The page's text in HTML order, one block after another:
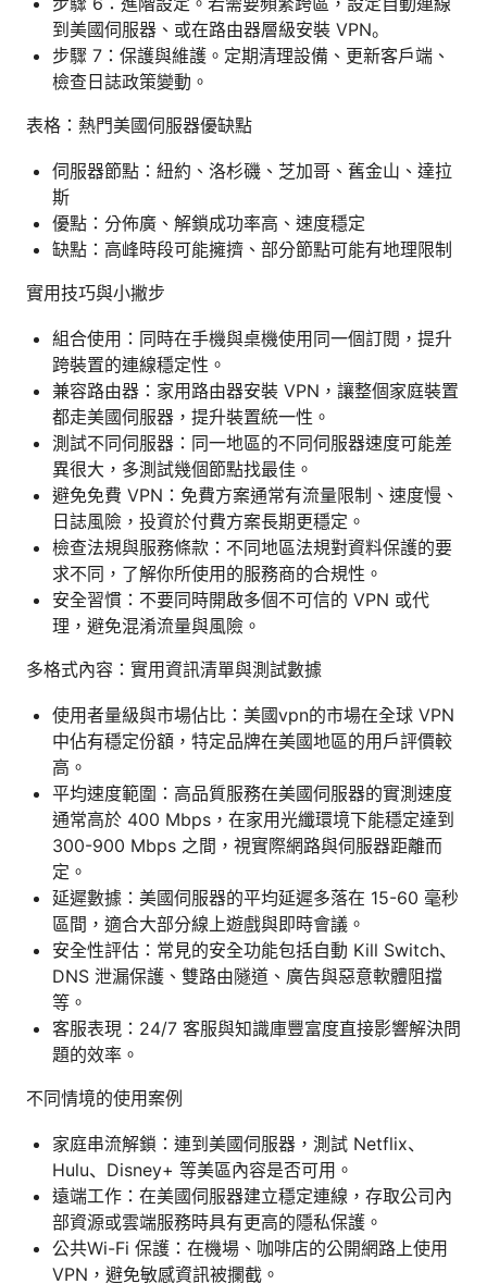
到美國伺服器、或在路由器層級安裝 VPN。
步驟 7：保護與維護。定期清理設備、更新客戶端、
檢查日誌政策變動。
表格：熱門美國伺服器優缺點
伺服器節點：紐約、洛杉磯、芝加哥、舊金山、達拉
斯
優點：分佈廣、解鎖成功率高、速度穩定
缺點：高峰時段可能擁擠、部分節點可能有地理限制
實用技巧與小撇步
組合使用：同時在手機與桌機使用同一個訂閱，提升
跨裝置的連線穩定性。
兼容路由器：家用路由器安裝 VPN，讓整個家庭裝置
都走美國伺服器，提升裝置統一性。
測試不同伺服器：同一地區的不同伺服器速度可能差
異很大，多測試幾個節點找最佳。
避免免費 VPN：免費方案通常有流量限制、速度慢、
日誌風險，投資於付費方案長期更穩定。
檢查法規與服務條款：不同地區法規對資料保護的要
求不同，了解你所使用的服務商的合規性。
安全習慣：不要同時開啟多個不可信的 VPN 或代
理，避免混淆流量與風險。
多格式內容：實用資訊清單與測試數據
使用者量級與市場佔比：美國vpn的市場在全球 VPN
中佔有穩定份額，特定品牌在美國地區的用戶評價較
高。
平均速度範圍：高品質服務在美國伺服器的實測速度
通常高於 400 Mbps，在家用光纖環境下能穩定達到
300-900 Mbps 之間，視實際網路與伺服器距離而
定。
延遲數據：美國伺服器的平均延遲多落在 15-60 毫秒
區間，適合大部分線上遊戲與即時會議。
安全性評估：常見的安全功能包括自動 Kill Switch、
DNS 泄漏保護、雙路由隧道、廣告與惡意軟體阻擋
等。
客服表現：24/7 客服與知識庫豐富度直接影響解決問
題的效率。
不同情境的使用案例
家庭串流解鎖：連到美國伺服器，測試 Netflix、
Hulu、Disney+ 等美區內容是否可用。
遠端工作：在美國伺服器建立穩定連線，存取公司內
部資源或雲端服務時具有更高的隱私保護。
公共Wi-Fi 保護：在機場、咖啡店的公開網路上使用
VPN，避免敏感資訊被攔截。